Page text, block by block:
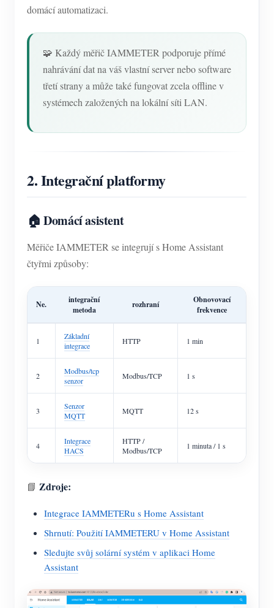
domácí automatizaci.
🧩 Každý měřič IAMMETER podporuje přímé
nahrávání dat na váš vlastní server nebo software
třetí strany a může také fungovat zcela offline v
systémech založených na lokální síti LAN.
2. Integrační platformy
🏠 Domácí asistent
Měřiče IAMMETER se integrují s Home Assistant
čtyřmi způsoby:
Ne.
integrační
metoda
rozhraní
Obnovovací
frekvence
1
Základní
integrace
HTTP 1 min
2
Modbus/tcp
senzor
Modbus/TCP 1 s
3
Senzor
MQTT
MQTT 12 s
4
Integrace
HACS
HTTP /
Modbus/TCP
1 minuta / 1 s
📘 Zdroje:
Integrace IAMMETERu s Home Assistant
Shrnutí: Použití IAMMETERU v Home Assistant
Sledujte svůj solární systém v aplikaci Home
Assistant